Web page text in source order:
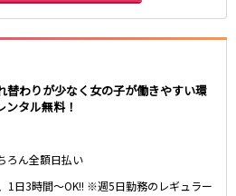
替わりが少なく女の子が働きやすい環
タル無料！
ろん全額日払い
1日3時間～OK!! ※週5日勤務のレギュラー
選択した内容で設定
日暮里駅
東十条駅